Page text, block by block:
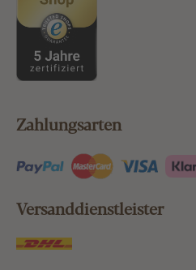
Zahlungsarten
Versanddienstleister